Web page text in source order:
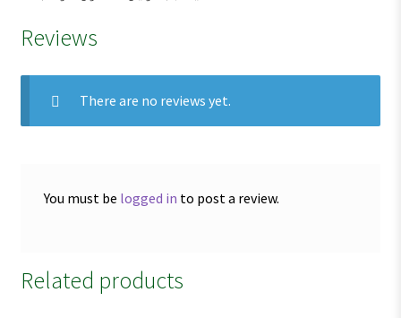
Reviews
There are no reviews yet.
You must be logged in to post a review.
Related products